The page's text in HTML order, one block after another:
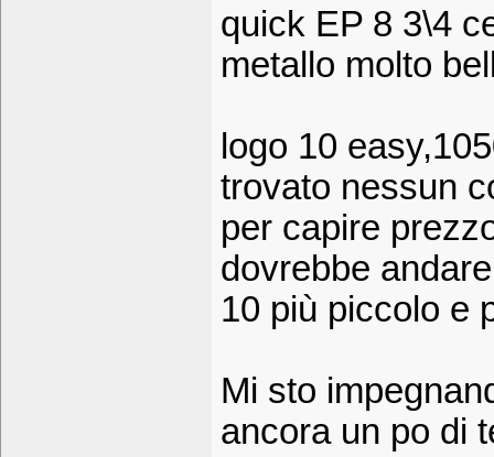
quick EP 8 3\4
metallo molto
logo 10
trovato nessun
per capire
dovrebbe
10 più piccolo e
Mi sto
ancora un po di